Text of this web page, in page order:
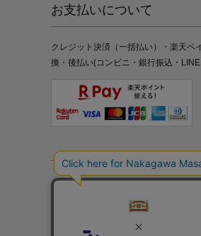
お支払いについて
クレジット決済（一括払い）・楽天ペ
換・後払い(コンビニ・銀行振込・
プライバシー